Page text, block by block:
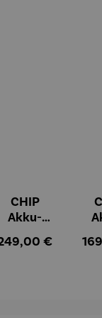
CHIP
Akku-
ger
Preis:
€